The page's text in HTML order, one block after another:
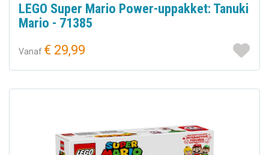
LEGO Super Mario Power-uppakket: Tanuki
Mario - 71385
Vanaf € 29,99